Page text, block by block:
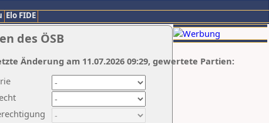
Elo FIDE
des ÖSB
Änderung am 11.07.2026 09:29, gewertete Partien: